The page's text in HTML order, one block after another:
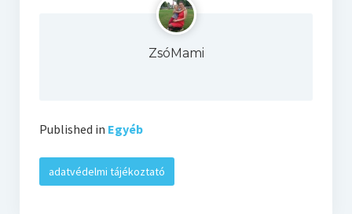
ZsóMami
Published in Egyéb
adatvédelmi tájékoztató